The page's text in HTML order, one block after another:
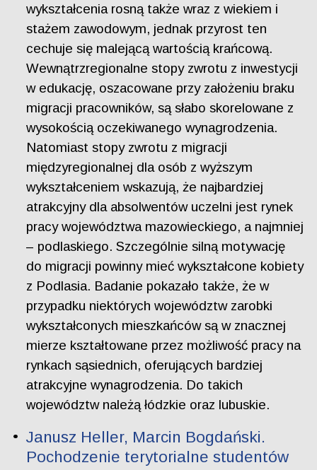
wykształcenia rosną także wraz z wiekiem i
stażem zawodowym, jednak przyrost ten
cechuje się malejącą wartością krańcową.
Wewnątrzregionalne stopy zwrotu z inwestycji
w edukację, oszacowane przy założeniu braku
migracji pracowników, są słabo skorelowane z
wysokością oczekiwanego wynagrodzenia.
Natomiast stopy zwrotu z migracji
międzyregionalnej dla osób z wyższym
wykształceniem wskazują, że najbardziej
atrakcyjny dla absolwentów uczelni jest rynek
pracy województwa mazowieckiego, a najmniej
– podlaskiego. Szczególnie silną motywację
do migracji powinny mieć wykształcone kobiety
z Podlasia. Badanie pokazało także, że w
przypadku niektórych województw zarobki
wykształconych mieszkańców są w znacznej
mierze kształtowane przez możliwość pracy na
rynkach sąsiednich, oferujących bardziej
atrakcyjne wynagrodzenia. Do takich
województw należą łódzkie oraz lubuskie.
Janusz Heller, Marcin Bogdański.
Pochodzenie terytorialne studentów